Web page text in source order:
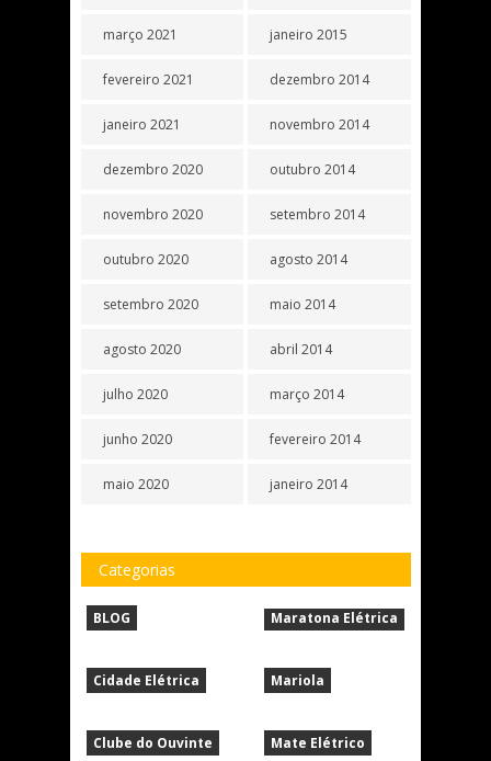
março 2021
fevereiro 2021
janeiro 2021
dezembro 2020
novembro 2020
outubro 2020
setembro 2020
agosto 2020
julho 2020
junho 2020
maio 2020
janeiro 2015
dezembro 2014
novembro 2014
outubro 2014
setembro 2014
agosto 2014
maio 2014
abril 2014
março 2014
fevereiro 2014
janeiro 2014
Categorias
BLOG
Cidade Elétrica
Clube do Ouvinte
Maratona Elétrica
Mariola
Mate Elétrico